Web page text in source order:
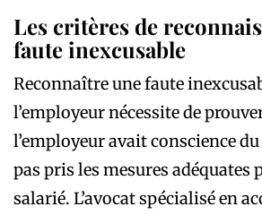
Les critères de
faute inexcusable
Reconnaître une faute
l’employeur nécessite de
l’employeur avait conscience
pas pris les mesures adéquates
salarié. L’avocat spécialisé en